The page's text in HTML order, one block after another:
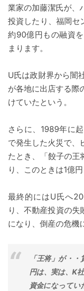
業家の加藤潔氏が、
投資したり、福岡セ
約90億円もの融資
まります。
U氏は政財界から闇
が各地に出店する際
けていたという。
さらに、1989年に
で発生した火災で、
たとき、「餃子の王
り、このときは1億
最終的にはU氏へ
り、不動産投資の
になり、倒産の危機
「王将」が・
円は、実は、K
資金になってい